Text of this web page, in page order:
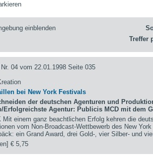
einblenden
Treffer
04 vom 22.01.1998 Seite 035
bei New York Festivals
der deutschen Agenturen und
Erfolgreichste Agentur: Publicis MCD mit dem
Mit einem ganz beachtlichen Erfolg kehren die
vom Non-Broadcast-Wettbewerb des New
ein Grand Award, drei Gold-, vier Silber- und
€ 5,75